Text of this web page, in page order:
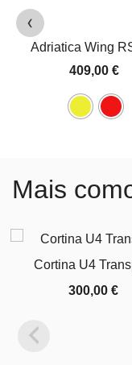
‹
Adriatica Wing
409,00 €
Mais
Cortina U4
300,00 €